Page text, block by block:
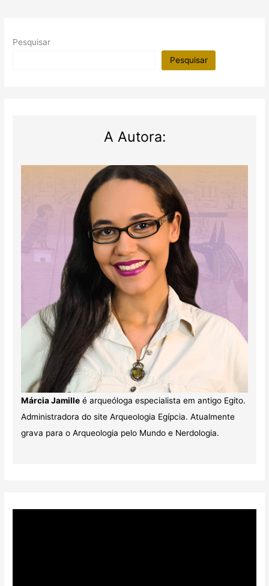
Pesquisar
Pesquisar
A Autora:
Márcia Jamilleé arqueóloga especialista em antigo Egito.
Administradora do site Arqueologia Egípcia. Atualmente
grava para o Arqueologia pelo Mundo e Nerdologia.